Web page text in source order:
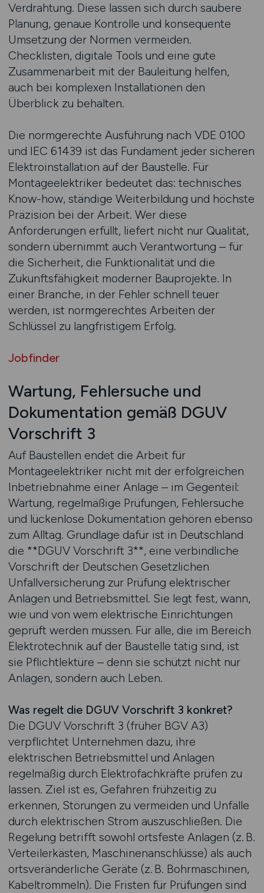
Verdrahtung. Diese lassen sich durch saubere
Planung, genaue Kontrolle und konsequente
Umsetzung der Normen vermeiden.
Checklisten, digitale Tools und eine gute
Zusammenarbeit mit der Bauleitung helfen,
auch bei komplexen Installationen den
Überblick zu behalten.
Die normgerechte Ausführung nach VDE 0100
und IEC 61439 ist das Fundament jeder sicheren
Elektroinstallation auf der Baustelle. Für
Montageelektriker bedeutet das: technisches
Know-how, ständige Weiterbildung und höchste
Präzision bei der Arbeit. Wer diese
Anforderungen erfüllt, liefert nicht nur Qualität,
sondern übernimmt auch Verantwortung – für
die Sicherheit, die Funktionalität und die
Zukunftsfähigkeit moderner Bauprojekte. In
einer Branche, in der Fehler schnell teuer
werden, ist normgerechtes Arbeiten der
Schlüssel zu langfristigem Erfolg.
Jobfinder
Wartung, Fehlersuche und
Dokumentation gemäß DGUV
Vorschrift 3
Auf Baustellen endet die Arbeit für
Montageelektriker nicht mit der erfolgreichen
Inbetriebnahme einer Anlage – im Gegenteil:
Wartung, regelmäßige Prüfungen, Fehlersuche
und lückenlose Dokumentation gehören ebenso
zum Alltag. Grundlage dafür ist in Deutschland
die **DGUV Vorschrift 3**, eine verbindliche
Vorschrift der Deutschen Gesetzlichen
Unfallversicherung zur Prüfung elektrischer
Anlagen und Betriebsmittel. Sie legt fest, wann,
wie und von wem elektrische Einrichtungen
geprüft werden müssen. Für alle, die im Bereich
Elektrotechnik auf der Baustelle tätig sind, ist
sie Pflichtlektüre – denn sie schützt nicht nur
Anlagen, sondern auch Leben.
Was regelt die DGUV Vorschrift 3 konkret?
Die DGUV Vorschrift 3 (früher BGV A3)
verpflichtet Unternehmen dazu, ihre
elektrischen Betriebsmittel und Anlagen
regelmäßig durch Elektrofachkräfte prüfen zu
lassen. Ziel ist es, Gefahren frühzeitig zu
erkennen, Störungen zu vermeiden und Unfälle
durch elektrischen Strom auszuschließen. Die
Regelung betrifft sowohl ortsfeste Anlagen (z. B.
Verteilerkästen, Maschinenanschlüsse) als auch
ortsveränderliche Geräte (z. B. Bohrmaschinen,
Kabeltrommeln). Die Fristen für Prüfungen sind